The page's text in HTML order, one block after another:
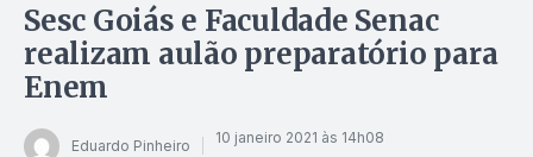
Sesc Goiás e Faculdade Senac
realizam aulão preparatório para
Enem
Eduardo Pinheiro 10 janeiro 2021 às 14h08